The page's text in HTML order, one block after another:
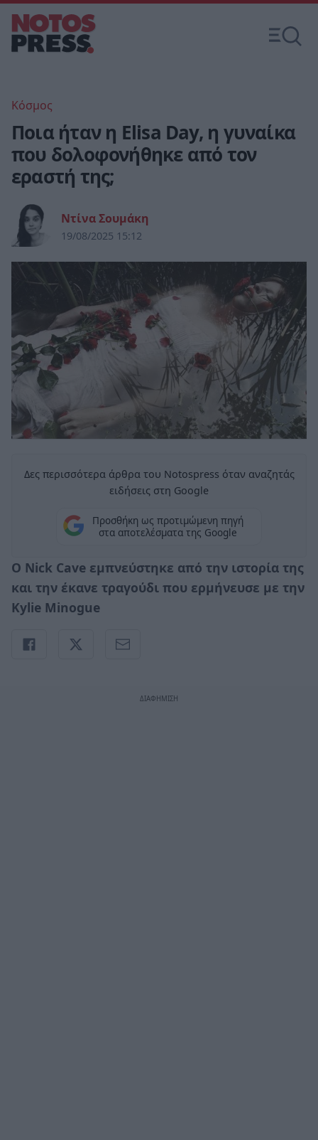
Κόσμος
Ποια ήταν η Elisa Day, η γυναίκα
που δολοφονήθηκε από τον
εραστή της;
Ντίνα Σουμάκη
19/08/2025 15:12
Δες περισσότερα άρθρα του Notospress όταν αναζητάς
ειδήσεις στη Google
Προσθήκη ως προτιμώμενη πηγή
στα αποτελέσματα της Google
Ο Nick Cave εμπνεύστηκε από την ιστορία της
και την έκανε τραγούδι που ερμήνευσε με την
Kylie Minogue